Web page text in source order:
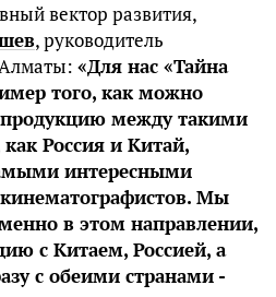
вектор развития,
, руководитель
«Для нас «Тайна
того, как можно
между такими
Россия и Китай,
интересными
Мы
в этом направлении,
с Китаем, Россией, а
с обеими странами -